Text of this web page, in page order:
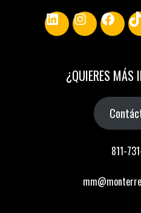
LinkedInInstagram
¿QUIERES MÁS
811-